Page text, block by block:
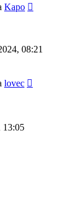
Kapo
08:21
lovec
13:05